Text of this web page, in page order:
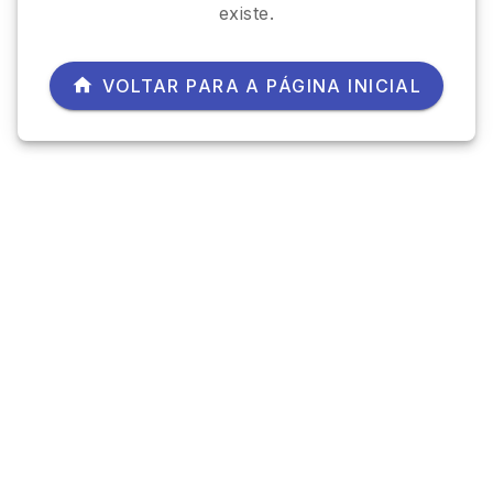
existe.
VOLTAR PARA A PÁGINA INICIAL